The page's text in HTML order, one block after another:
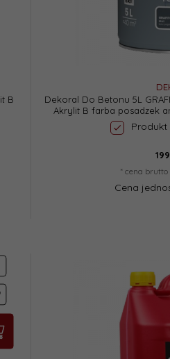
B
Dekoral Do Betonu 5L
Akrylit B farba posadzek
* cena
Cena